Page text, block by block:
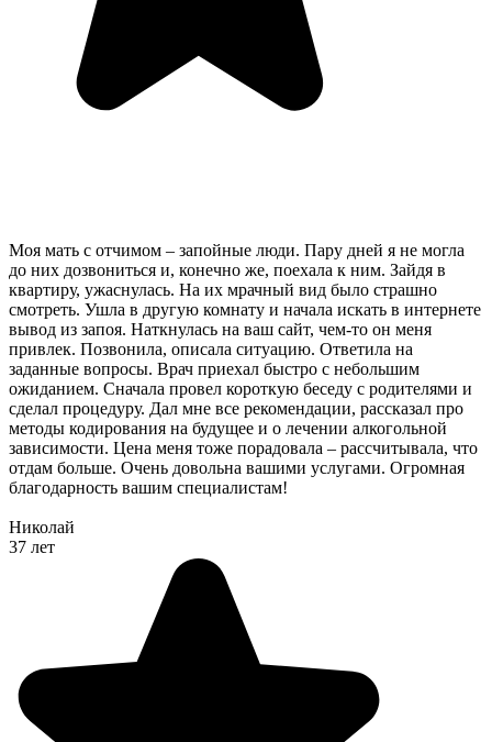
Моя мать с отчимом – запойные люди. Пару дней я не могла
до них дозвониться и, конечно же, поехала к ним. Зайдя в
квартиру, ужаснулась. На их мрачный вид было страшно
смотреть. Ушла в другую комнату и начала искать в интернете
вывод из запоя. Наткнулась на ваш сайт, чем-то он меня
привлек. Позвонила, описала ситуацию. Ответила на
заданные вопросы. Врач приехал быстро с небольшим
ожиданием. Сначала провел короткую беседу с родителями и
сделал процедуру. Дал мне все рекомендации, рассказал про
методы кодирования на будущее и о лечении алкогольной
зависимости. Цена меня тоже порадовала – рассчитывала, что
отдам больше. Очень довольна вашими услугами. Огромная
благодарность вашим специалистам!
Николай
37 лет